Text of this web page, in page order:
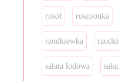
rosół roszponka
rzodkiewka
sałata lodowa